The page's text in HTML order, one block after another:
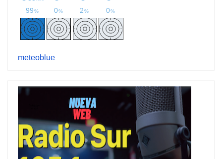
meteoblue